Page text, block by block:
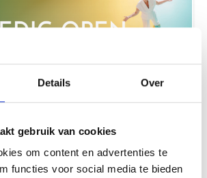
Details Over
gebruik van cookies
om content en advertenties te
functies voor social media te bieden